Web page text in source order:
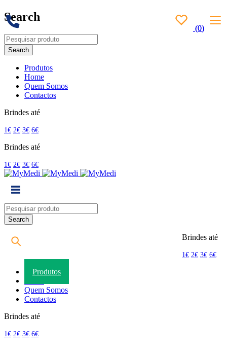
Search
Produtos
Home
Quem Somos
Contactos
Brindes até
1€ 2€ 3€ 6€
Brindes até
1€ 2€ 3€ 6€
(0)
(0)
Brindes até
1€ 2€ 3€ 6€
Produtos
Quem Somos
Contactos
Brindes até
1€ 2€ 3€ 6€